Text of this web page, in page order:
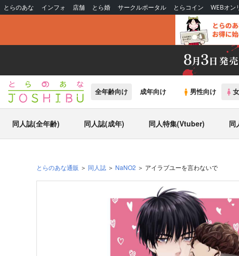
とらのあな インフォ 店舗 とら婚 サークルポータル とらコイン WEBオン
全年齢向け 成年向け 男性向け
同人誌(全年齢) 同人誌(成年) 同人特集(Vtuber) 同
とらのあな通販 同人誌 NaNO2 アイラブユーを言わないで